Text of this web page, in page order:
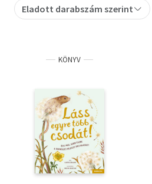
Szakkönyv
Tankönyv, segédkönyv
Természettudomány
Történelem
Vallás
Eladott darabszám szerint
KÖNYV